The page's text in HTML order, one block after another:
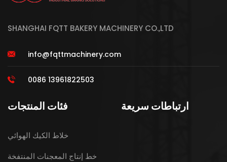
SHANGHAI FQTT BAKERY MACHINERY CO.,LTD
info@fqttmachinery.com
0086 13961822503
فئات المنتجات
خلاط الكيك الهوائي
خط إنتاج المعجنات المنتفخة
ارتباطات سريعة